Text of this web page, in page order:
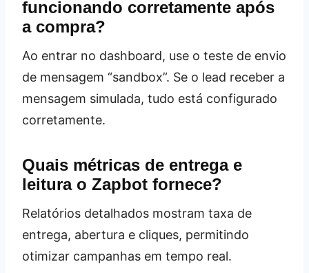
funcionando corretamente após
a compra?
Ao entrar no dashboard, use o teste de envio
de mensagem “sandbox”. Se o lead receber a
mensagem simulada, tudo está configurado
corretamente.
Quais métricas de entrega e
leitura o Zapbot fornece?
Relatórios detalhados mostram taxa de
entrega, abertura e cliques, permitindo
otimizar campanhas em tempo real.